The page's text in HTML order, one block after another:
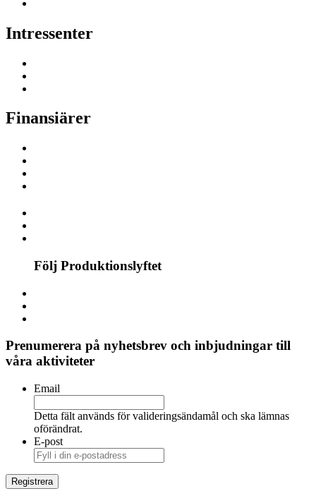
Intressenter
Finansiärer
Följ Produktionslyftet
Prenumerera på nyhetsbrev och inbjudningar till
våra aktiviteter
Email
Detta fält används för valideringsändamål och ska lämnas
oförändrat.
E-post